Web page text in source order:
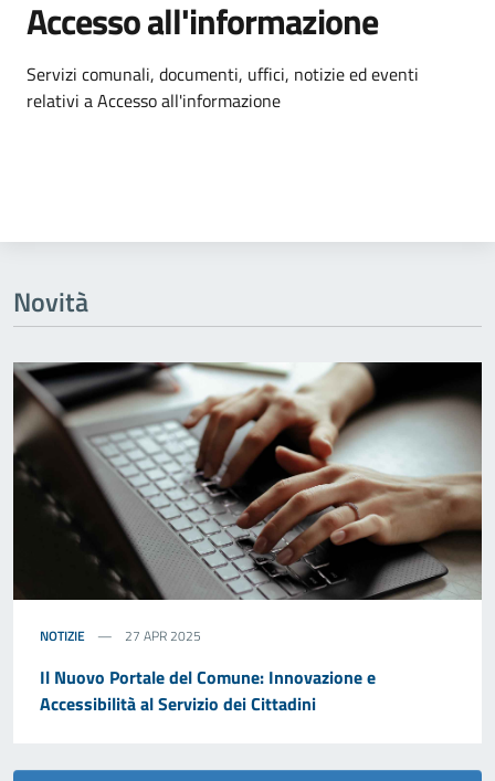
Accesso all'informazione
Dettagli dell'argomento
Servizi comunali, documenti, uffici, notizie ed eventi
relativi a Accesso all'informazione
Novità
NOTIZIE 27 APR 2025
Il Nuovo Portale del Comune: Innovazione e
Accessibilità al Servizio dei Cittadini